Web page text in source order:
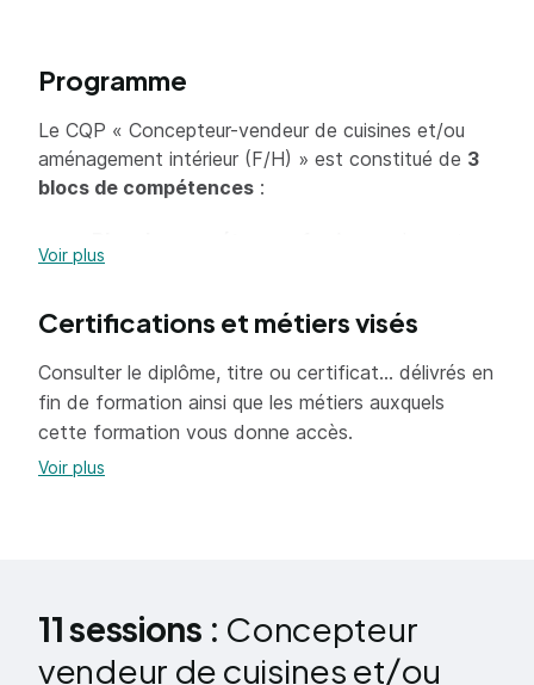
Programme
Le CQP « Concepteur-vendeur de cuisines et/ou
aménagement intérieur (F/H) » est constitué de 3
blocs de compétences :
d’un projet de cuisine et/ou d’aménagement
projet de cuisine et/ou d’aménagement
intérieur.
Bloc de compétences 3– Assurer le suivi et
la coordination de la mise en œuvre d’un
Voir plus
Certifications et métiers visés
Consulter le diplôme, titre ou certificat... délivrés en
fin de formation ainsi que les métiers auxquels
cette formation vous donne accès.
Voir plus
11 sessions : Concepteur
vendeur de cuisines et/ou